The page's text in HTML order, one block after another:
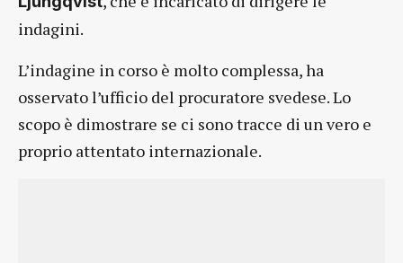
indagini.
L’indagine in corso è molto complessa, ha
osservato l’ufficio del procuratore svedese. Lo
scopo è dimostrare se ci sono tracce di un vero e
proprio attentato internazionale.